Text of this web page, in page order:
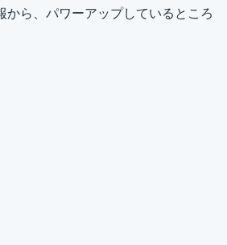
から、パワーアップしているところ